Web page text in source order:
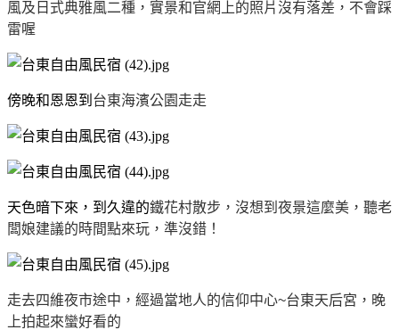
風及日式典雅風二種，實景和官網上的照片沒有落差，不會踩
雷喔
傍晚和恩恩到 台東海濱公園走走
天色暗下來，到久違的鐵花村散步，沒想到夜景這麼美，聽老
闆娘建議的時間點來玩，準沒錯！
走去四維夜市途中，經過當地人的信仰中心~台東天后宮，晚
上拍起來蠻好看的